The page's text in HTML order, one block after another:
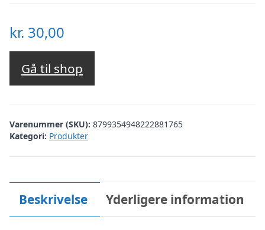
kr. 30,00
Gå til shop
Varenummer (SKU): 8799354948222881765
Kategori: Produkter
Beskrivelse Yderligere information